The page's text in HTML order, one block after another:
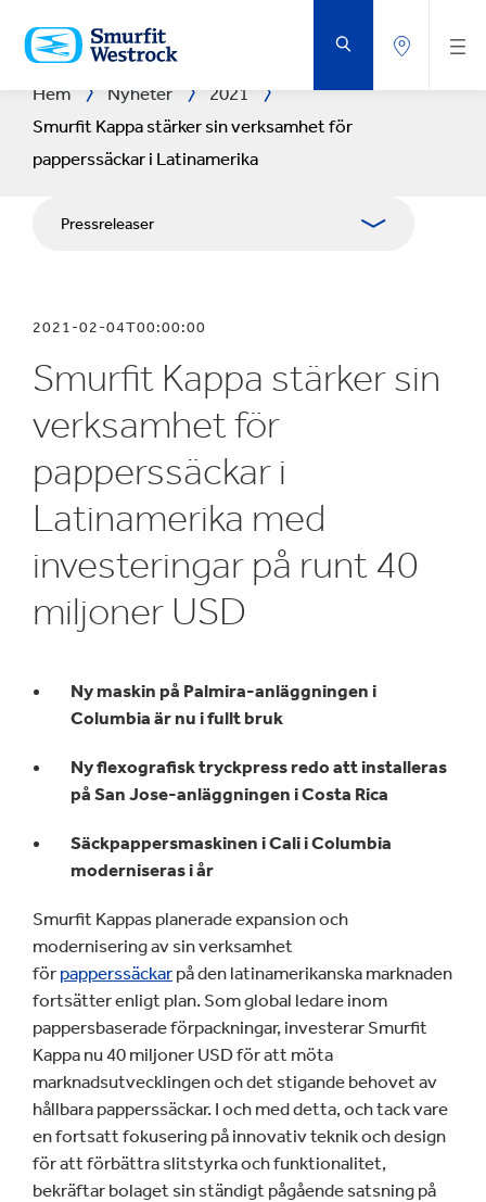
TILL
HUVUDINNEHÅLLET
Hem Nyheter
2021
Smurfit Kappa stärker sin verksamhet för
papperssäckar i Latinamerika
Pressreleaser
Presskontakt
Blogg
2021-02-04T00:00:00
Smurfit Kappa stärker sin
verksamhet för
papperssäckar i
Latinamerika med
investeringar på runt 40
miljoner USD
Ny maskin på Palmira-anläggningen i
Columbia är nu i fullt bruk
Ny flexografisk tryckpress redo att installeras
på San Jose-anläggningen i Costa Rica
Säckpappersmaskinen i Cali i Columbia
moderniseras i år
Smurfit Kappas planerade expansion och
modernisering av sin verksamhet
för papperssäckar på den latinamerikanska marknaden
fortsätter enligt plan. Som global ledare inom
pappersbaserade förpackningar, investerar Smurfit
Kappa nu 40 miljoner USD för att möta
marknadsutvecklingen och det stigande behovet av
hållbara papperssäckar. I och med detta, och tack vare
en fortsatt fokusering på innovativ teknik och design
för att förbättra slitstyrka och funktionalitet,
bekräftar bolaget sin ständigt pågående satsning på